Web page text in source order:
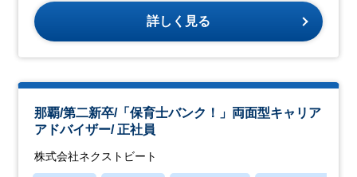
詳しく見る
那覇/第二新卒/「保育士バンク！」両面型キャリア
アドバイザー/ 正社員
株式会社ネクストビート